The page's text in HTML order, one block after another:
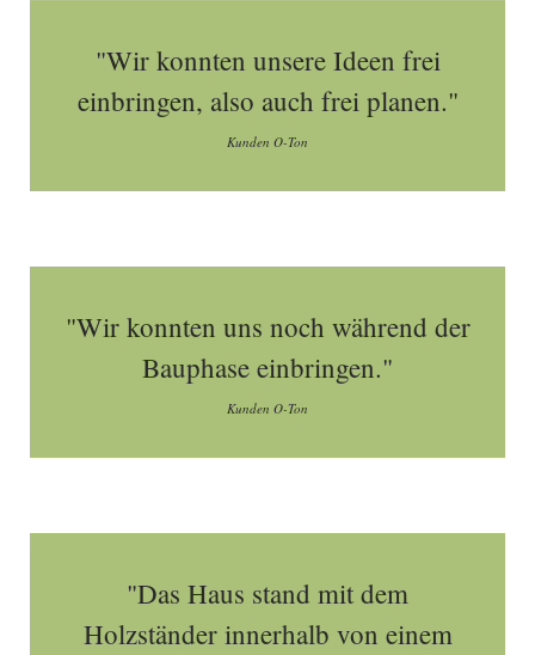
"Wir konnten unsere Ideen frei
einbringen, also auch frei planen."
Kunden O-Ton
"Wir konnten uns noch während der
Bauphase einbringen."
Kunden O-Ton
"Das Haus stand mit dem
Holzständer innerhalb von einem